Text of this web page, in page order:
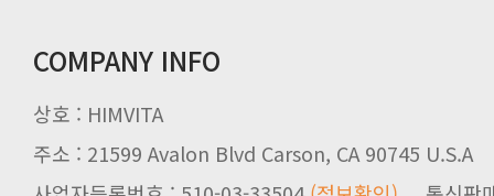
COMPANY INFO
상호 : HIMVITA
주소 : 21599 Avalon Blvd Carson, CA 90745 U.S.A